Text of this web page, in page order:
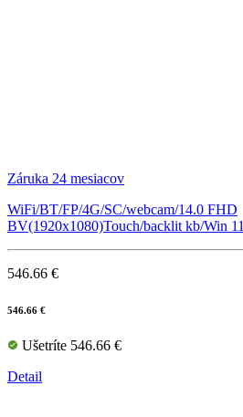
Záruka 24 mesiacov
WiFi/BT/FP/4G/SC/webcam/14.0 FHD
BV(1920x1080)Touch/backlit kb/Win
546.66 €
546.66 €
Ušetríte 546.66 €
Detail